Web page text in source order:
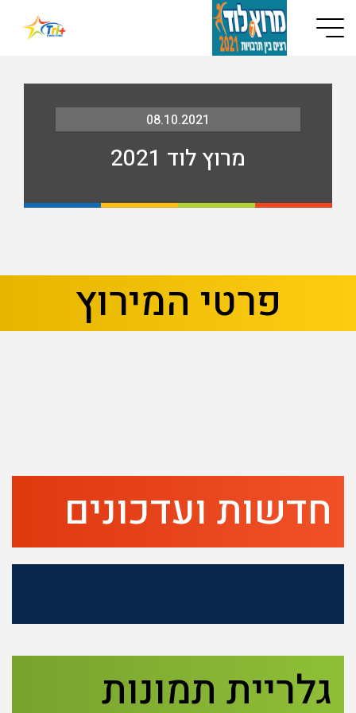
Button used only for devices with a small screen
08.10.2021
מרוץ לוד 2021
פרטי המירוץ
חדשות ועדכונים
גלריית תמונות